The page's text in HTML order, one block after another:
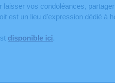
vos condoléances,
est un lieu d'expression dédié à
disponible ici.